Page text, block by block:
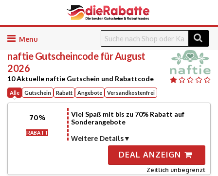
Skip
content
naftieGutscheincode für August
2026
10 Aktuelle naftie Gutschein und Rabattcode
Alle Gutschein Rabatt Angebote Versandkostenfrei
70%
RABATT
Viel Spaß mit bis zu 70% Rabatt auf
Sonderangebote
Weitere Details
DEAL ANZEIGN
Zeitlich unbegrenzt